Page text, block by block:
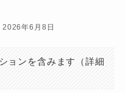
2026年6月8日
ョンを含みます（詳細